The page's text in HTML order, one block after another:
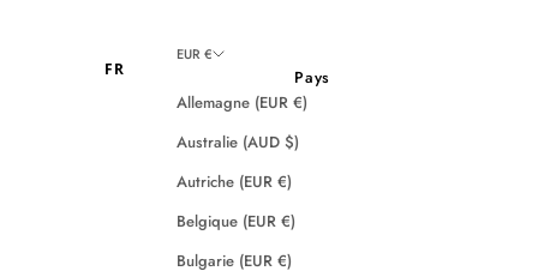
FR
EUR €
Pays
Allemagne (EUR €)
Australie (AUD $)
Autriche (EUR €)
Belgique (EUR €)
Bulgarie (EUR €)